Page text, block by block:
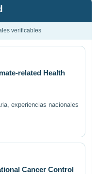
verificables
related Health
experiencias nacionales
Cancer Control